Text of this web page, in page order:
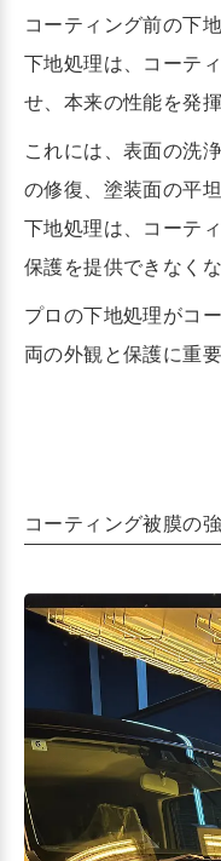
コーティング前の下
下地処理は、コーテ
せ、本来の性能を発揮
これには、表面の洗
の修復、塗装面の平
下地処理は、コーテ
保護を提供できなくな
プロの下地処理がコ
両の外観と保護に重
コーティング被膜の